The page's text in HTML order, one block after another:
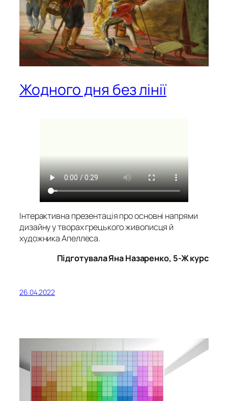
Жодного дня без лінії
Інтерактивна презентація про основні напрями
дизайну у творах грецького живописця й
художника Апеллеса.
Підготувала Яна Назаренко, 5-Ж курс
26.04.2022